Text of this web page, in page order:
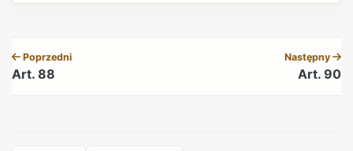
Poprzedni
Art. 88
Następny
Art. 90